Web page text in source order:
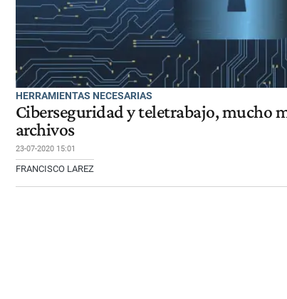
HERRAMIENTAS NECESARIAS
Ciberseguridad y teletrabajo, mucho
archivos
23-07-2020 15:01
FRANCISCO LAREZ